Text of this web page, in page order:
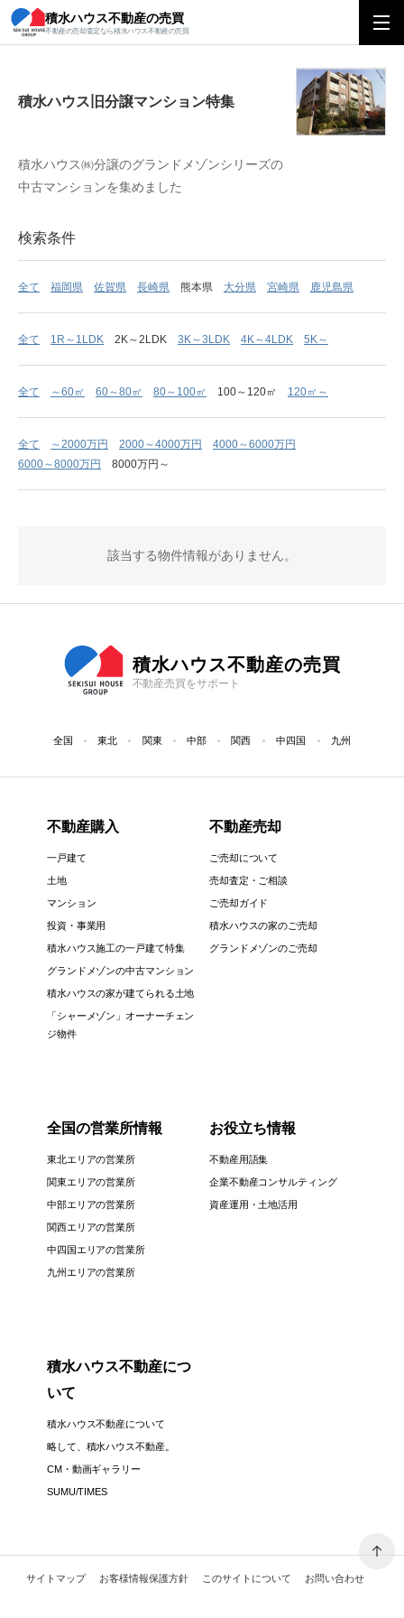
積水ハウス不動産の売買
不動産の売却査定なら積水ハウス不動産の売買
積水ハウス旧分譲マンション特集
積水ハウス旧分譲マンション特集
積水ハウス㈱分譲のグランドメゾンシリーズの
中古マンションを集めました
検索条件
全て 福岡県 佐賀県 長崎県 熊本県 大分県 宮崎県 鹿児島県
全て 1R～1LDK 2K～2LDK 3K～3LDK 4K～4LDK 5K～
全て ～60㎡ 60～80㎡ 80～100㎡ 100～120㎡ 120㎡～
全て ～2000万円 2000～4000万円
4000～6000万円
6000～8000万円
8000万円～
該当する物件情報がありません。
積水ハウス不動産の売買
不動産売買をサポート
全国 東北 関東 中部 関西 中四国 九州
不動産購入
一戸建て
土地
マンション
投資・事業用
積水ハウス施工の一戸建て特集
グランドメゾンの中古マンション
積水ハウスの家が建てられる土地
「シャーメゾン」オーナーチェン
ジ物件
不動産売却
ご売却について
売却査定・ご相談
ご売却ガイド
積水ハウスの家のご売却
グランドメゾンのご売却
全国の営業所情報
東北エリアの営業所
関東エリアの営業所
中部エリアの営業所
関西エリアの営業所
中四国エリアの営業所
九州エリアの営業所
お役立ち情報
不動産用語集
企業不動産コンサルティング
資産運用・土地活用
積水ハウス不動産につ
いて
積水ハウス不動産について
略して、積水ハウス不動産。
CM・動画ギャラリー
SUMU/TIMES
サイトマップ お客様情報保護方針 このサイトについて お問い合わせ